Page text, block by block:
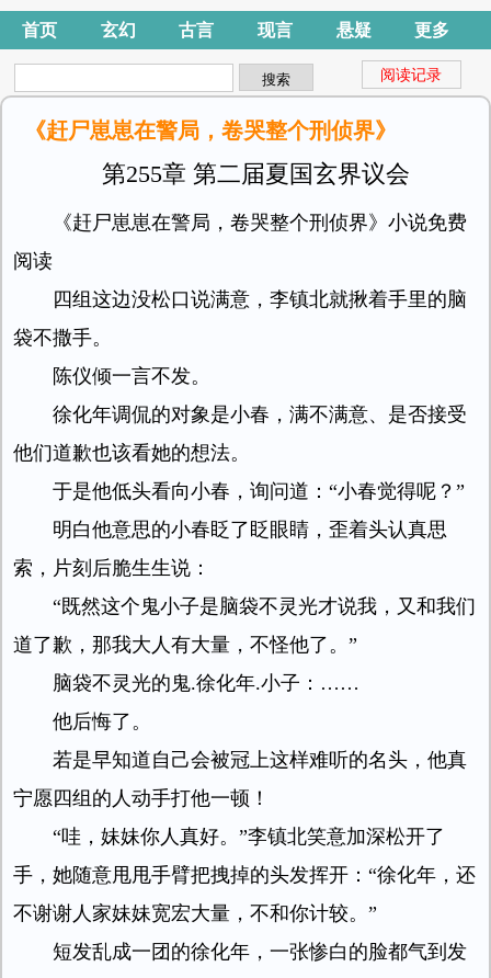
首页 玄幻 古言 现言 悬疑 更多
阅读记录
《赶尸崽崽在警局，卷哭整个刑侦界》
第255章 第二届夏国玄界议会
《赶尸崽崽在警局，卷哭整个刑侦界》小说免费
阅读
四组这边没松口说满意，李镇北就揪着手里的脑
袋不撒手。
陈仪倾一言不发。
徐化年调侃的对象是小春，满不满意、是否接受
他们道歉也该看她的想法。
于是他低头看向小春，询问道：“小春觉得呢？”
明白他意思的小春眨了眨眼睛，歪着头认真思
索，片刻后脆生生说：
“既然这个鬼小子是脑袋不灵光才说我，又和我们
道了歉，那我大人有大量，不怪他了。”
脑袋不灵光的鬼.徐化年.小子：……
他后悔了。
若是早知道自己会被冠上这样难听的名头，他真
宁愿四组的人动手打他一顿！
“哇，妹妹你人真好。”李镇北笑意加深松开了
手，她随意甩甩手臂把拽掉的头发挥开：“徐化年，还
不谢谢人家妹妹宽宏大量，不和你计较。”
短发乱成一团的徐化年，一张惨白的脸都气到发